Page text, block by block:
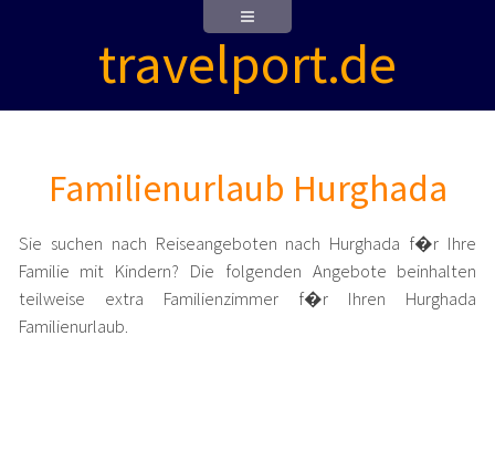
travelport.de
Familienurlaub Hurghada
Sie suchen nach Reiseangeboten nach Hurghada f�r Ihre
Familie mit Kindern? Die folgenden Angebote beinhalten
teilweise extra Familienzimmer f�r Ihren Hurghada
Familienurlaub.